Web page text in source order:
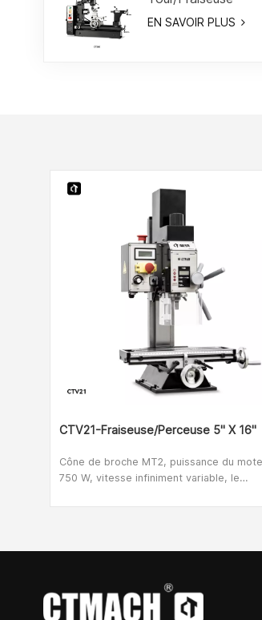
combiné 15-3/4"
EN SAVOIR PLUS
CTV21-Fraiseuse/perceuse 5" X 16"
Cône de broche MT2, puissance du
750 W, vitesse infiniment variable, le
et robuste. Cette machine-outil convient